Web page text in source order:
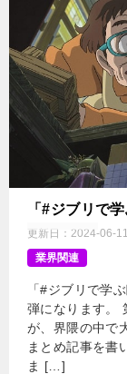
「#ジブリで
更新日： 2024-06-11
業界関連
「#ジブリで学
弾になります。
が、界隈の中で
まとめ記事を書
ま […]